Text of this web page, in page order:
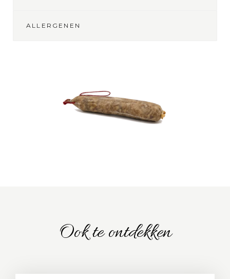
ALLERGENEN
Ook te ontdekken